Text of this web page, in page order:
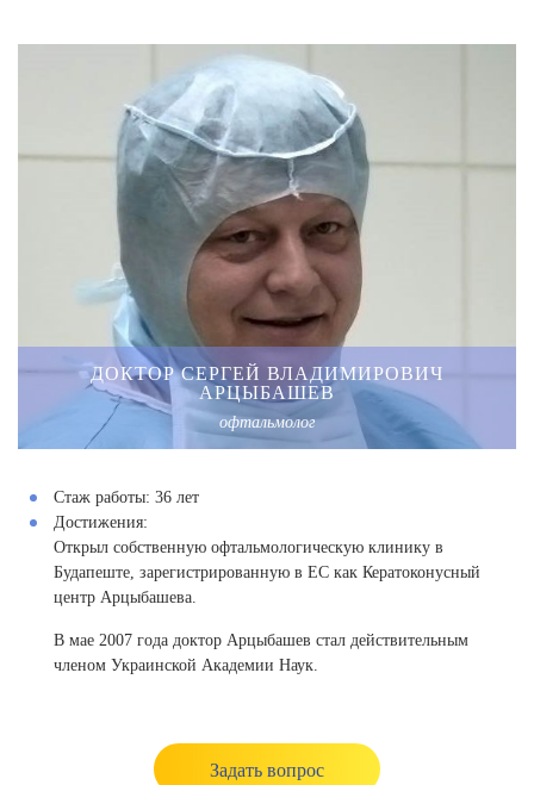
ДОКТОР СЕРГЕЙ ВЛАДИМИРОВИЧ
АРЦЫБАШЕВ
офтальмолог
Стаж работы: 36 лет
Достижения:
Открыл собственную офтальмологическую клинику в
Будапеште, зарегистрированную в ЕС как Кератоконусный
центр Арцыбашева.
В мае 2007 года доктор Арцыбашев стал действительным
членом Украинской Академии Наук.
Задать вопрос